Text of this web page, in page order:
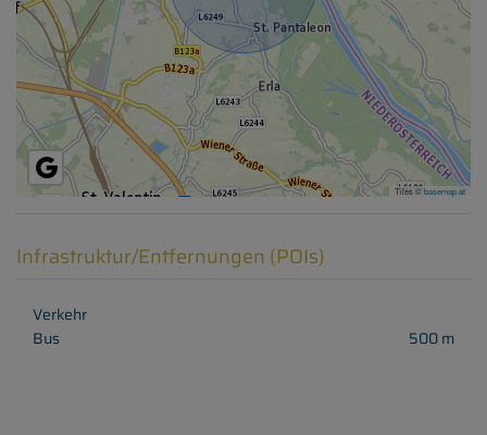
Tiles ©basemap.at
Infrastruktur/Entfernungen (POIs)
Verkehr
Bus
500 m